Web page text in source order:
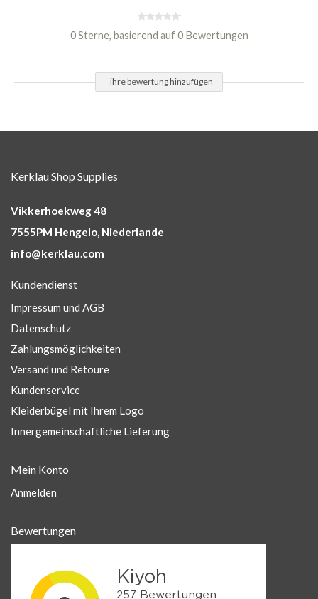
0 Sterne, basierend auf 0 Bewertungen
ihre bewertung hinzufügen
Kerklau Shop Supplies
Vikkerhoekweg 48
7555PM Hengelo, Niederlande
info@kerklau.com
Kundendienst
Impressum und AGB
Datenschutz
Zahlungsmöglichkeiten
Versand und Retoure
Kundenservice
Kleiderbügel mit Ihrem Logo
Innergemeinschaftliche Lieferung
Mein Konto
Anmelden
Bewertungen